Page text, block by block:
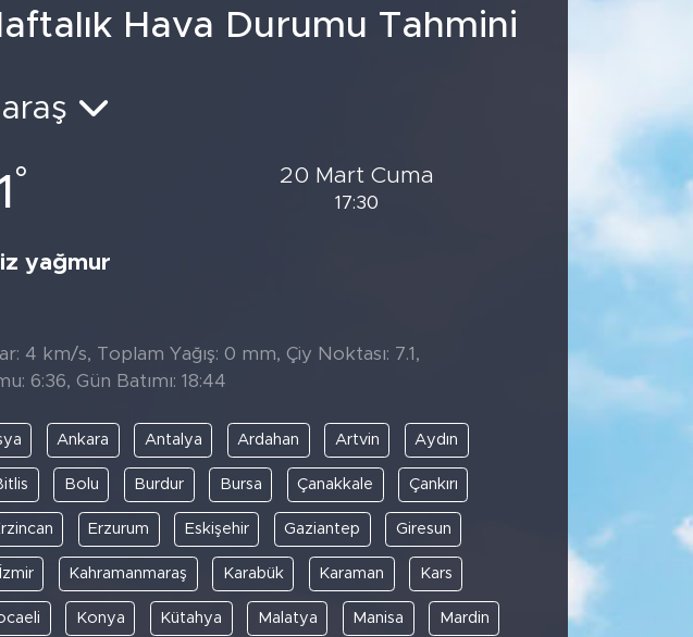
Hava Durumu Tahmini
°
yağmur
20 Mart Cuma
17:30
4 km/s, Toplam Yağış: 0 mm, Çiy Noktası: 7.1,
6:36, Gün Batımı: 18:44
Ankara Antalya Ardahan Artvin Aydın
Bolu Burdur Bursa Çanakkale Çankırı
Erzurum Eskişehir Gaziantep Giresun
İzmir Kahramanmaraş Karabük Karaman Kars
Konya Kütahya Malatya Manisa Mardin